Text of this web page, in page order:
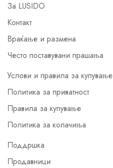
За LUSIDO
Контакт
Враќање и размена
Често поставувани прашања
Услови и правила за купување
Политика за приватност
Правила за купување
Политика за колачиња
Поддршка
Продавници